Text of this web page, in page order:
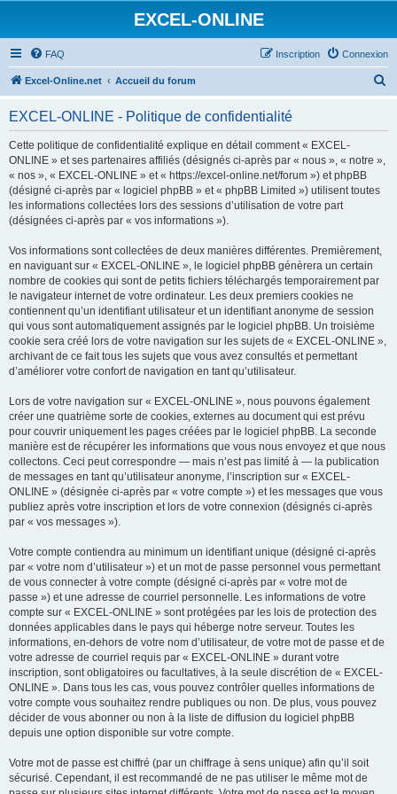
EXCEL-ONLINE
FAQ Connexion
Inscription
Excel-Online.net Accueil du forum
EXCEL-ONLINE - Politique de confidentialité
Cette politique de confidentialité explique en détail comment « EXCEL-
ONLINE » et ses partenaires affiliés (désignés ci-après par « nous », « notre »,
« nos », « EXCEL-ONLINE » et « https://excel-online.net/forum ») et phpBB
(désigné ci-après par « logiciel phpBB » et « phpBB Limited ») utilisent toutes
les informations collectées lors des sessions d’utilisation de votre part
(désignées ci-après par « vos informations »).
Vos informations sont collectées de deux manières différentes. Premièrement,
en naviguant sur « EXCEL-ONLINE », le logiciel phpBB génèrera un certain
nombre de cookies qui sont de petits fichiers téléchargés temporairement par
le navigateur internet de votre ordinateur. Les deux premiers cookies ne
contiennent qu’un identifiant utilisateur et un identifiant anonyme de session
qui vous sont automatiquement assignés par le logiciel phpBB. Un troisième
cookie sera créé lors de votre navigation sur les sujets de « EXCEL-ONLINE »,
archivant de ce fait tous les sujets que vous avez consultés et permettant
d’améliorer votre confort de navigation en tant qu’utilisateur.
Lors de votre navigation sur « EXCEL-ONLINE », nous pouvons également
créer une quatrième sorte de cookies, externes au document qui est prévu
pour couvrir uniquement les pages créées par le logiciel phpBB. La seconde
manière est de récupérer les informations que vous nous envoyez et que nous
collectons. Ceci peut correspondre — mais n’est pas limité à — la publication
de messages en tant qu’utilisateur anonyme, l’inscription sur « EXCEL-
ONLINE » (désignée ci-après par « votre compte ») et les messages que vous
publiez après votre inscription et lors de votre connexion (désignés ci-après
par « vos messages »).
Votre compte contiendra au minimum un identifiant unique (désigné ci-après
par « votre nom d’utilisateur ») et un mot de passe personnel vous permettant
de vous connecter à votre compte (désigné ci-après par « votre mot de
passe ») et une adresse de courriel personnelle. Les informations de votre
compte sur « EXCEL-ONLINE » sont protégées par les lois de protection des
données applicables dans le pays qui héberge notre serveur. Toutes les
informations, en-dehors de votre nom d’utilisateur, de votre mot de passe et de
votre adresse de courriel requis par « EXCEL-ONLINE » durant votre
inscription, sont obligatoires ou facultatives, à la seule discrétion de « EXCEL-
ONLINE ». Dans tous les cas, vous pouvez contrôler quelles informations de
votre compte vous souhaitez rendre publiques ou non. De plus, vous pouvez
décider de vous abonner ou non à la liste de diffusion du logiciel phpBB
depuis une option disponible sur votre compte.
Votre mot de passe est chiffré (par un chiffrage à sens unique) afin qu’il soit
sécurisé. Cependant, il est recommandé de ne pas utiliser le même mot de